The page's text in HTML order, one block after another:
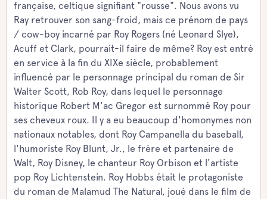
française, celtique signifiant "rousse". Nous avons vu
Ray retrouver son sang-froid, mais ce prénom de pays
/ cow-boy incarné par Roy Rogers (né Leonard Slye),
Acuff et Clark, pourrait-il faire de même? Roy est entré
en service à la fin du XIXe siècle, probablement
influencé par le personnage principal du roman de Sir
Walter Scott, Rob Roy, dans lequel le personnage
historique Robert M'ac Gregor est surnommé Roy pour
ses cheveux roux. Il y a eu beaucoup d'homonymes non
nationaux notables, dont Roy Campanella du baseball,
l'humoriste Roy Blunt, Jr., le frère et partenaire de
Walt, Roy Disney, le chanteur Roy Orbison et l'artiste
pop Roy Lichtenstein. Roy Hobbs était le protagoniste
du roman de Malamud The Natural, joué dans le film de